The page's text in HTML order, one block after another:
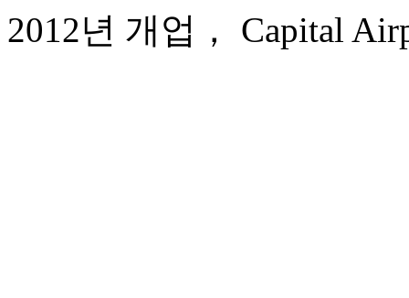
2012년 개업， Capital